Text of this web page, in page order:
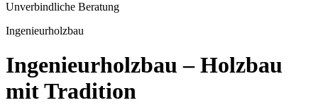
Unverbindliche Beratung
Ingenieurholzbau
Ingenieurholzbau – Holzbau
mit Tradition